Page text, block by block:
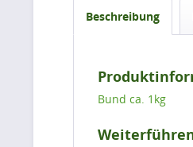
Beschreibung
Bund ca. 1kg